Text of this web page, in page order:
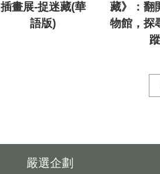
插畫展-捉迷藏(華
語版)
藏》：翻
物館，探
蹤
嚴選企劃